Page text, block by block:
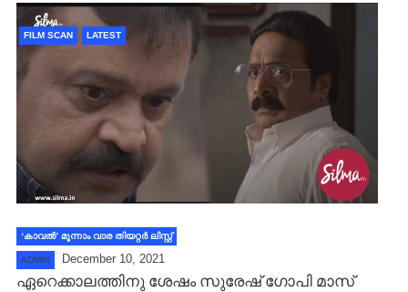
FILM SCAN LATEST
‘കാവല്‍’ മൂന്നാം വാര തിയറ്റര്‍ ലിസ്റ്റ്
ADMIN December 10, 2021
ഏറെക്കാലത്തിനു ശേഷം സുരേഷ് ഗോപി മാസ്